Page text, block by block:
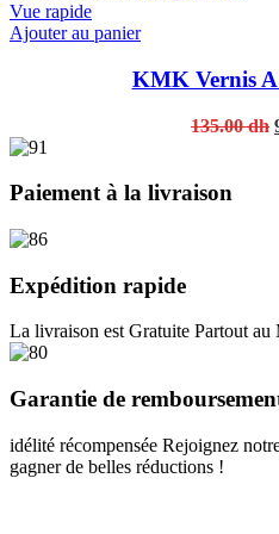
Vue rapide
Ajouter au panierThis
has
multiple
variants.
may
be
product
KMK Vernis A
135.00dh
Paiement à la livraison
Expédition rapide
La livraison est Gratuite Partout au
Garantie de
idélité récompensée Rejoignez
gagner de belles réductions !